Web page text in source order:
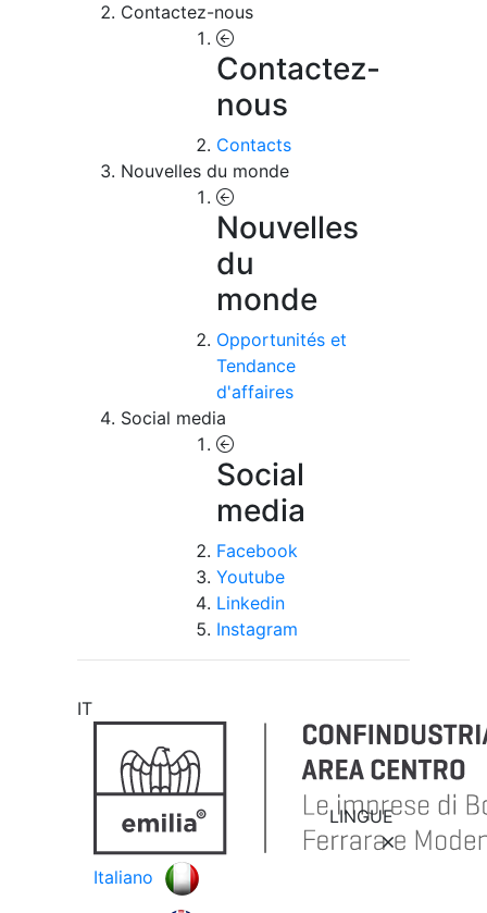
Contactez-nous
Contactez-
nous
Contacts
Nouvelles du monde
Nouvelles
du
monde
Opportunités et
Tendance
d'affaires
Social media
Social
media
Facebook
Youtube
Linkedin
Instagram
IT
LINGUE
Italiano